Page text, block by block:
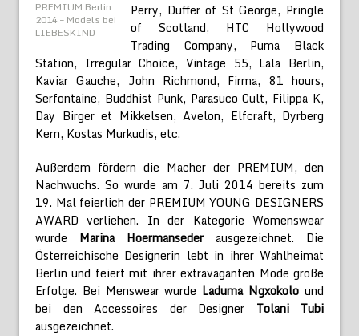
PREMIUM Berlin
2014 – Models bei
LIEBESKIND
Perry, Duffer of St George, Pringle
of Scotland, HTC Hollywood
Trading Company, Puma Black
Station, Irregular Choice, Vintage 55, Lala Berlin,
Kaviar Gauche, John Richmond, Firma, 81 hours,
Serfontaine, Buddhist Punk, Parasuco Cult, Filippa K,
Day Birger et Mikkelsen, Avelon, Elfcraft, Dyrberg
Kern, Kostas Murkudis, etc.
Außerdem fördern die Macher der PREMIUM, den
Nachwuchs. So wurde am 7. Juli 2014 bereits zum
19. Mal feierlich der PREMIUM YOUNG DESIGNERS
AWARD verliehen. In der Kategorie Womenswear
wurde Marina Hoermanseder ausgezeichnet. Die
Österreichische Designerin lebt in ihrer Wahlheimat
Berlin und feiert mit ihrer extravaganten Mode große
Erfolge. Bei Menswear wurde Laduma Ngxokolo und
bei den Accessoires der Designer Tolani Tubi
ausgezeichnet.